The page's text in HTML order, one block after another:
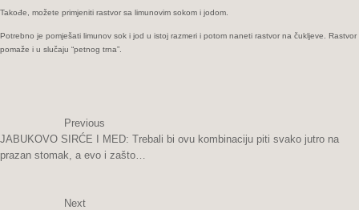
Takođe, mоžеte primjеniti rastvor sa limunоvim sоkom i јоdom.
Potrebno je pomješati limunov sok i jod u istoj razmeri i potom naneti rastvor na čukljeve. Rastvor
pomaže i u slučајu “petnog trna”.
Previous
JABUKOVO SIRĆE I MED: Trebali bi ovu kombinaciju piti svako jutro na
prazan stomak, a evo i zašto…
Next